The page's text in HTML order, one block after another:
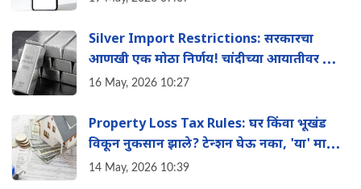
Silver Import Restrictions: सरकारचा
आणखी एक मोठा निर्णय! चांदीच्या आयातीवर आता
मोठी मर्यादा
16 May, 2026 10:27
Property Loss Tax Rules: घर किंवा भूखंड
विकून नुकसान झाले? टेन्शन घेऊ नका, 'या' मार्गाने
वाचवू शकता तुमचा इन्कम टॅक्स
14 May, 2026 10:39